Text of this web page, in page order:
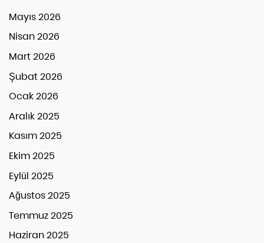
Mayıs 2026
Nisan 2026
Mart 2026
Şubat 2026
Ocak 2026
Aralık 2025
Kasım 2025
Ekim 2025
Eylül 2025
Ağustos 2025
Temmuz 2025
Haziran 2025